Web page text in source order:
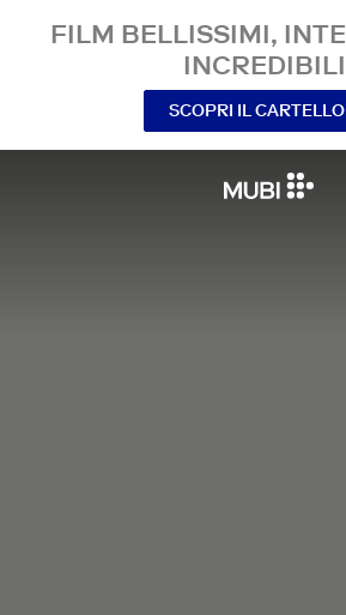
FILM BELLISSIMI,
SCOPRI IL